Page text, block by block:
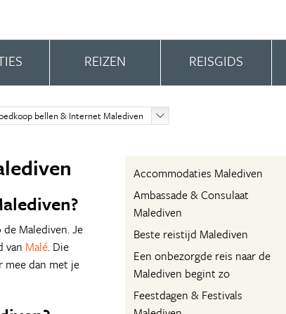
REIZEN REISGIDS
bellen & Internet Malediven
Accommodaties Malediven
Ambassade & Consulaat
Malediven
Beste reistijd Malediven
Een onbezorgde reis naar de
Malediven begint zo
Feestdagen & Festivals
Malediven. Je
van Malé. Die
mee dan met je